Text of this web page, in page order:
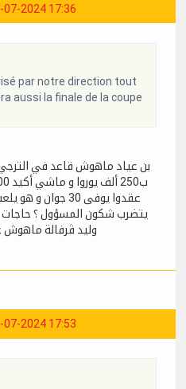
07-2024 17:36
par notre direction tout
aussi la finale de la coupe
بن عياد ماهوش قاعد في الترجي
يتضرب شكون المسؤول ؟ حاجات
وليد ڨرفالة
07-2024 17:53